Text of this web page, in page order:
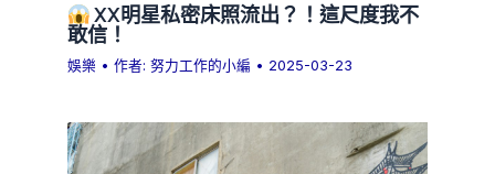
XX明星私密床照流出？！這尺度我不
敢信！
娛樂 • 作者:努力工作的小編 • 2025-03-23